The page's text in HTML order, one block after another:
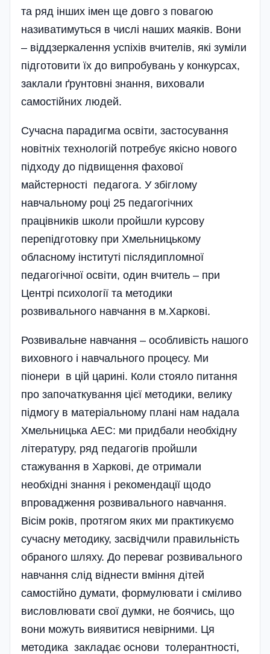
та ряд інших імен ще довго з повагою
називатимуться в числі наших маяків. Вони
– віддзеркалення успіхів вчителів, які зуміли
підготовити їх до випробувань у конкурсах,
заклали ґрунтовні знання, виховали
самостійних людей.
Сучасна парадигма освіти, застосування
новітніх технологій потребує якісно нового
підходу до підвищення фахової
майстерності педагога. У збіглому
навчальному році 25 педагогічних
працівників школи пройшли курсову
перепідготовку при Хмельницькому
обласному інституті післядипломної
педагогічної освіти, один вчитель – при
Центрі психології та методики
розвивального навчання в м.Харкові.
Розвивальне навчання – особливість нашого
виховного і навчального процесу. Ми
піонери в цій царині. Коли стояло питання
про започаткування цієї методики, велику
підмогу в матеріальному плані нам надала
Хмельницька АЕС: ми придбали необхідну
літературу, ряд педагогів пройшли
стажування в Харкові, де отримали
необхідні знання і рекомендації щодо
впровадження розвивального навчання.
Вісім років, протягом яких ми практикуємо
сучасну методику, засвідчили правильність
обраного шляху. До переваг розвивального
навчання слід віднести вміння дітей
самостійно думати, формулювати і сміливо
висловлювати свої думки, не боячись, що
вони можуть виявитися невірними. Ця
методика закладає основи толе­рантності,